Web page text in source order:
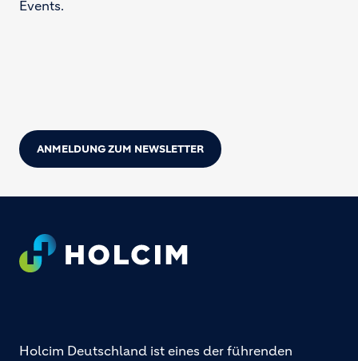
Events.
ANMELDUNG ZUM NEWSLETTER
Footer
Holcim Deutschland ist eines der führenden